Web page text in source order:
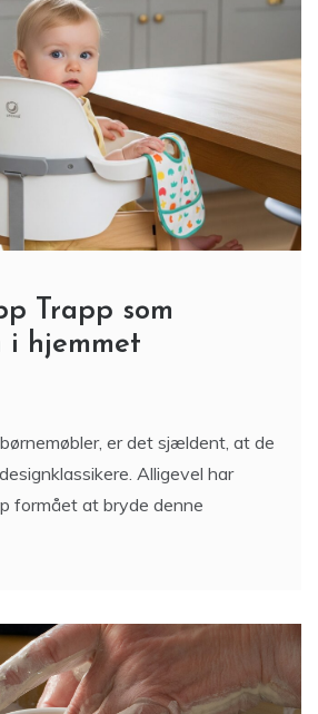
Trapp som
i hjemmet
er det sjældent, at de
Alligevel har
formået at bryde denne